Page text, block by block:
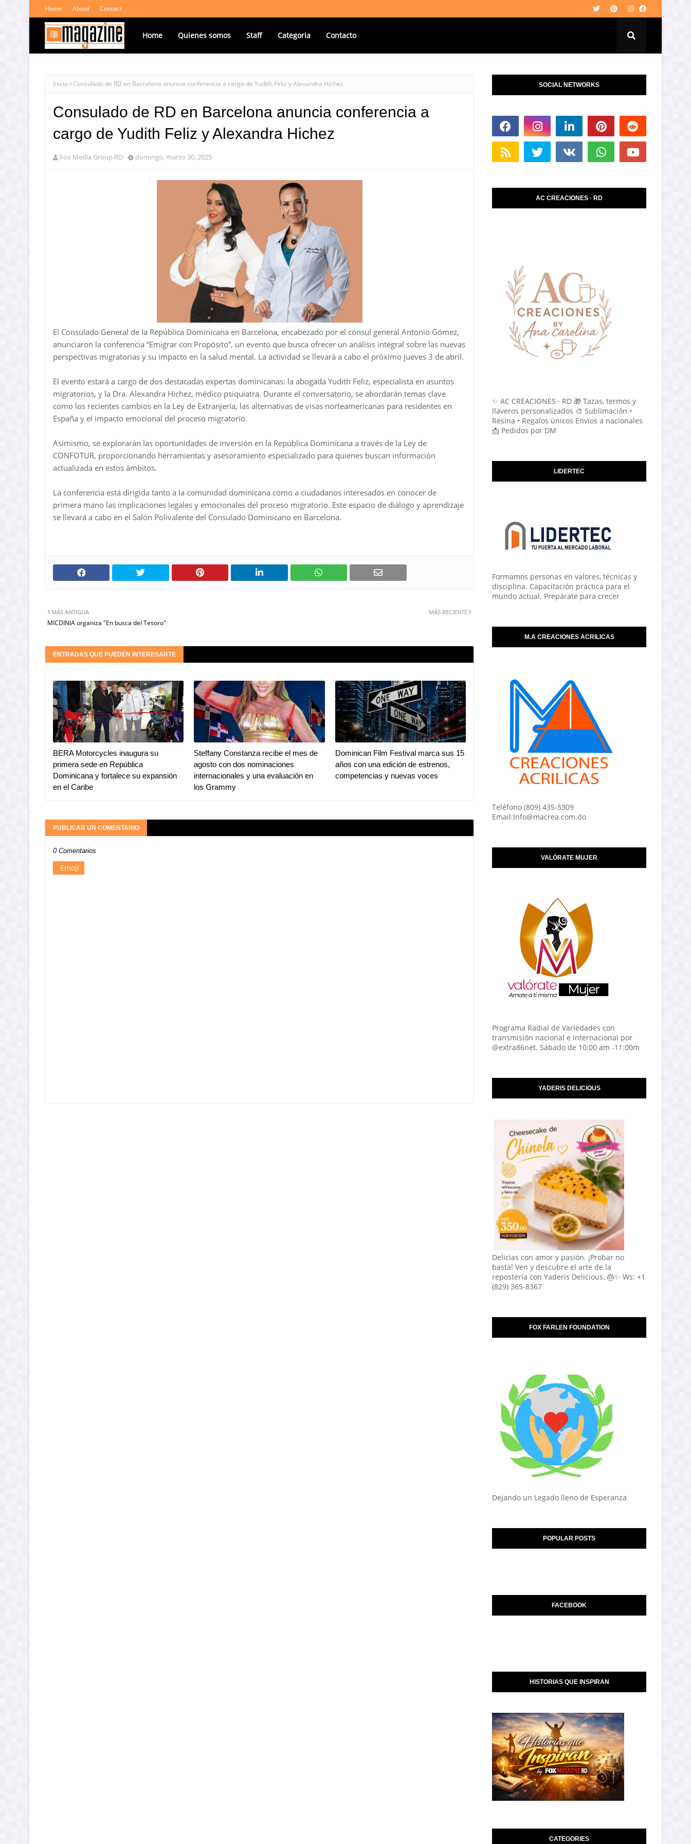
Home About Contact
Home Quienes somos Staff Categoria Contacto
Inicio Consulado de RD en Barcelona anuncia conferencia a cargo de Yudith Feliz y Alexandra Hichez
Consulado de RD en Barcelona anuncia conferencia a
cargo de Yudith Feliz y Alexandra Hichez
Fox Media Group RD domingo, marzo 30, 2025
El Consulado General de la República Dominicana en Barcelona, encabezado por el cónsul general Antonio Gómez,
anunciaron la conferencia “Emigrar con Propósito”, un evento que busca ofrecer un análisis integral sobre las nuevas
perspectivas migratorias y su impacto en la salud mental. La actividad se llevará a cabo el próximo jueves 3 de abril.
El evento estará a cargo de dos destacadas expertas dominicanas: la abogada Yudith Feliz, especialista en asuntos
migratorios, y la Dra. Alexandra Hichez, médico psiquiatra. Durante el conversatorio, se abordarán temas clave
como los recientes cambios en la Ley de Extranjería, las alternativas de visas norteamericanas para residentes en
España y el impacto emocional del proceso migratorio.
Asimismo, se explorarán las oportunidades de inversión en la República Dominicana a través de la Ley de
CONFOTUR, proporcionando herramientas y asesoramiento especializado para quienes buscan información
actualizada en estos ámbitos.
La conferencia está dirigida tanto a la comunidad dominicana como a ciudadanos interesados en conocer de
primera mano las implicaciones legales y emocionales del proceso migratorio. Este espacio de diálogo y aprendizaje
se llevará a cabo en el Salón Polivalente del Consulado Dominicano en Barcelona.
MÁS RECIENTE
MÁS ANTIGUA
MICDINIA organiza "En busca del Tesoro"
ENTRADAS QUE PUEDEN INTERESARTE
BERA Motorcycles inaugura su
primera sede en República
Dominicana y fortalece su expansión
en el Caribe
Steffany Constanza recibe el mes de
agosto con dos nominaciones
internacionales y una evaluación en
los Grammy
Dominican Film Festival marca sus 15
años con una edición de estrenos,
competencias y nuevas voces
PUBLICAR UN COMENTARIO
0 Comentarios
Emoji
SOCIAL NETWORKS
AC CREACIONES · RD
✨ AC CREACIONES · RD 🎁 Tazas, termos y
llaveros personalizados 🎨 Sublimación •
Resina • Regalos únicos Envíos a nacionales
📩 Pedidos por DM
LIDERTEC
Formamos personas en valores, técnicas y
disciplina. Capacitación práctica para el
mundo actual. Prepárate para crecer
M.A CREACIONES ACRILICAS
Teléfono (809) 435-5309
Email:Info@macrea.com.do
VALÓRATE MUJER
Programa Radial de Variedades con
transmisión nacional e Internacional por
@extra86net. Sábado de 10:00 am -11:00m
YADERIS DELICIOUS
Delicias con amor y pasión. ¡Probar no
basta! Ven y descubre el arte de la
repostería con Yaderis Delicious. 🎂✨ Ws: +1
(829) 365-8367
FOX FARLEN FOUNDATION
Dejando un Legado lleno de Esperanza
POPULAR POSTS
FACEBOOK
HISTORIAS QUE INSPIRAN
CATEGORIES